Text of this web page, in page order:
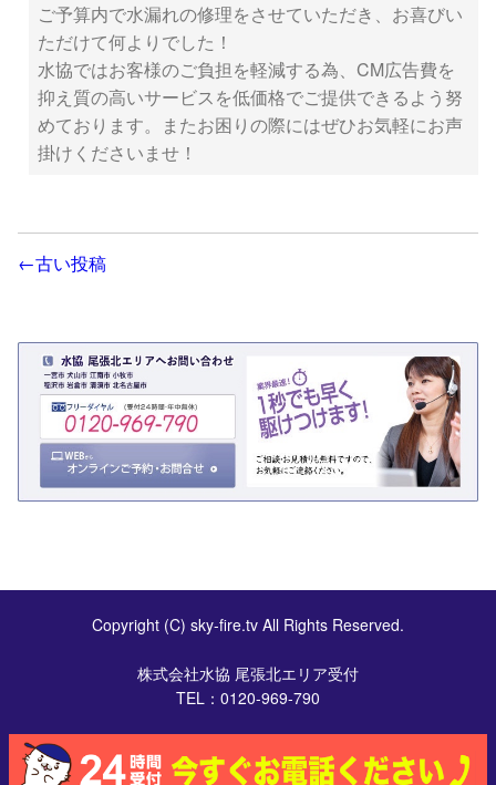
ご予算内で水漏れの修理をさせていただき、お喜びい
ただけて何よりでした！
水協ではお客様のご負担を軽減する為、CM広告費を
抑え質の高いサービスを低価格でご提供できるよう努
めております。またお困りの際にはぜひお気軽にお声
掛けくださいませ！
←古い投稿
Copyright (C) sky-fire.tv All Rights Reserved.
株式会社水協 尾張北エリア受付
TEL： 0120-969-790